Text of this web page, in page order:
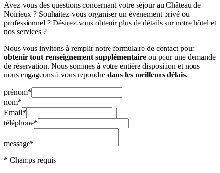
Avez-vous des questions concernant votre séjour au Château de
Noirieux ? Souhaitez-vous organiser un événement privé ou
professionnel ? Désirez-vous obtenir plus de détails sur notre hôtel et
nos services ?
Nous vous invitons à remplir notre formulaire de contact pour
obtenir tout renseignement supplémentaire ou pour une demande
de réservation. Nous sommes à votre entière disposition et nous
nous engageons à vous répondre dans les meilleurs délais.
prénom*
nom*
Email*
téléphone*
message*
* Champs requis